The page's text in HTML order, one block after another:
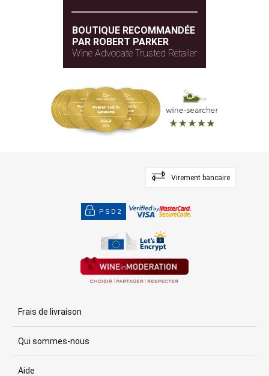
BOUTIQUE RECOMMANDÉE
PAR ROBERT PARKER
Wine Advocate Trusted Retailer
Virement bancaire
PSD2
Frais de livraison
Qui sommes-nous
Aide